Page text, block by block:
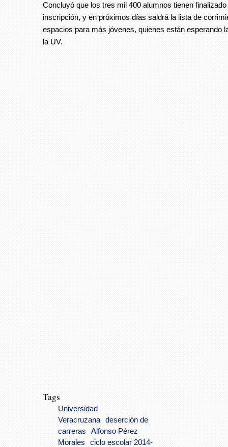
Concluyó que los tres mil 400 alumnos tienen
inscripción, y en próximos días saldrá la lista de
espacios para más jóvenes, quienes están esperando
la UV.
Tags
Universidad
Veracruzana
deserción de
carreras
Alfonso Pérez
Morales
ciclo escolar 2014-